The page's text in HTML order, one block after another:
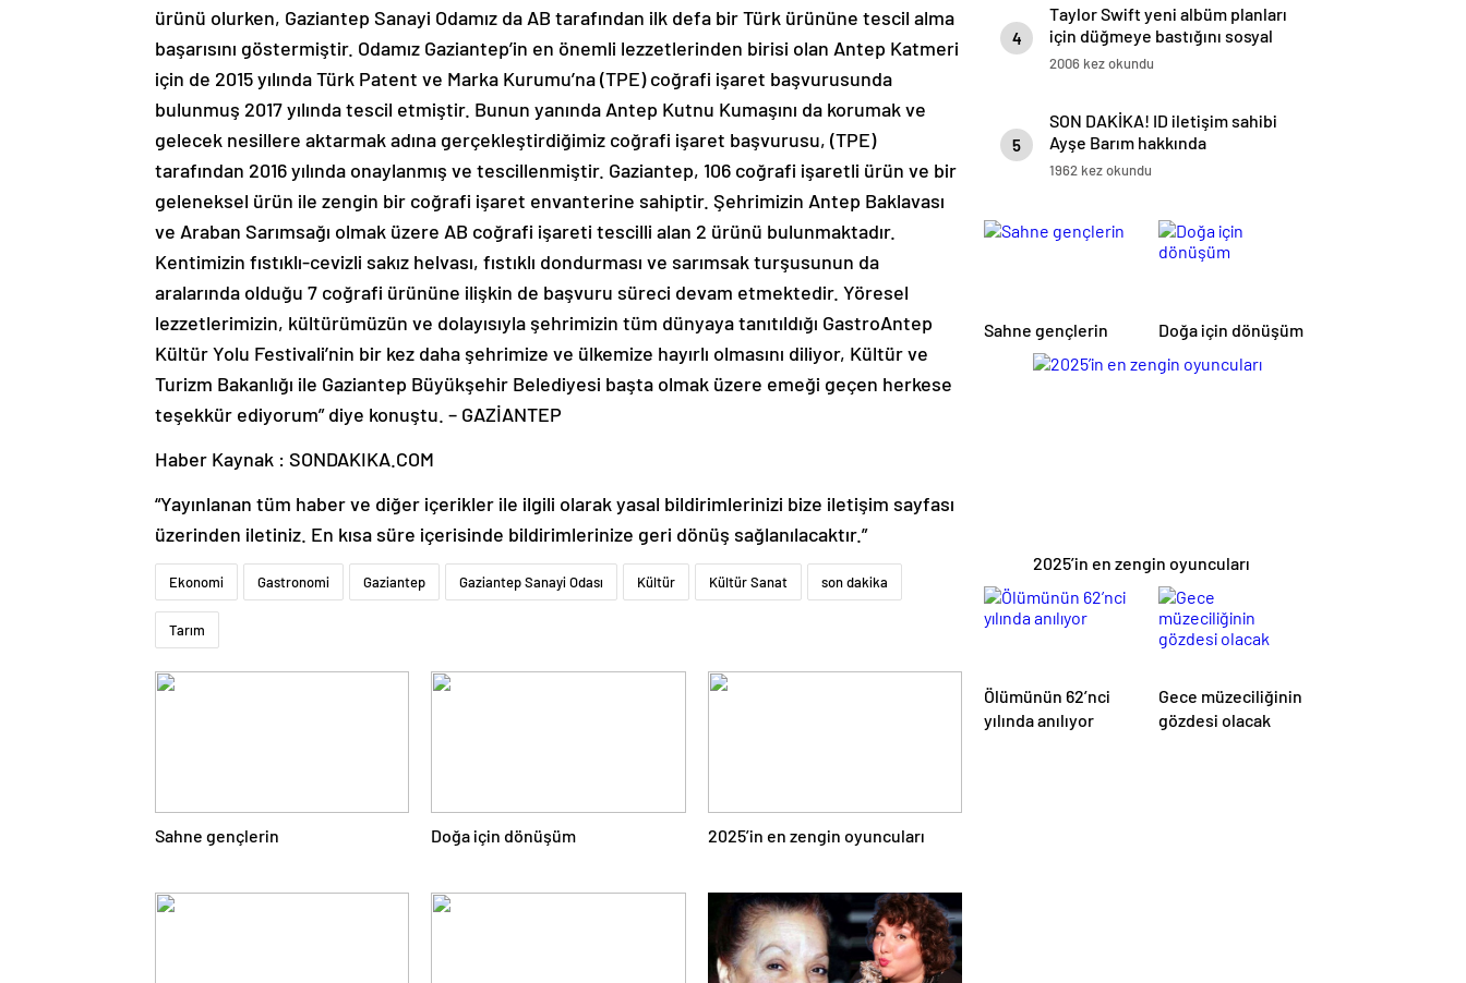
ürünü olurken, Gaziantep Sanayi Odamız da AB tarafından ilk defa bir Türk ürününe tescil alma
başarısını göstermiştir. Odamız Gaziantep’in en önemli lezzetlerinden birisi olan Antep Katmeri
için de 2015 yılında Türk Patent ve Marka Kurumu’na (TPE) coğrafi işaret başvurusunda
bulunmuş 2017 yılında tescil etmiştir. Bunun yanında Antep Kutnu Kumaşını da korumak ve
gelecek nesillere aktarmak adına gerçekleştirdiğimiz coğrafi işaret başvurusu, (TPE)
tarafından 2016 yılında onaylanmış ve tescillenmiştir. Gaziantep, 106 coğrafi işaretli ürün ve bir
geleneksel ürün ile zengin bir coğrafi işaret envanterine sahiptir. Şehrimizin Antep Baklavası
ve Araban Sarımsağı olmak üzere AB coğrafi işareti tescilli alan 2 ürünü bulunmaktadır.
Kentimizin fıstıklı-cevizli sakız helvası, fıstıklı dondurması ve sarımsak turşusunun da
aralarında olduğu 7 coğrafi ürününe ilişkin de başvuru süreci devam etmektedir. Yöresel
lezzetlerimizin, kültürümüzün ve dolayısıyla şehrimizin tüm dünyaya tanıtıldığı GastroAntep
Kültür Yolu Festivali’nin bir kez daha şehrimize ve ülkemize hayırlı olmasını diliyor, Kültür ve
Turizm Bakanlığı ile Gaziantep Büyükşehir Belediyesi başta olmak üzere emeği geçen herkese
teşekkür ediyorum” diye konuştu. – GAZİANTEP
Haber Kaynak : SONDAKIKA.COM
“Yayınlanan tüm haber ve diğer içerikler ile ilgili olarak yasal bildirimlerinizi bize iletişim sayfası
üzerinden iletiniz. En kısa süre içerisinde bildirimlerinize geri dönüş sağlanılacaktır.”
Ekonomi Gastronomi Gaziantep Gaziantep Sanayi Odası Kültür Kültür Sanat son dakika
Tarım
Sahne gençlerin Doğa için dönüşüm 2025’in en zengin oyuncuları
4
Taylor Swift yeni albüm planları
için düğmeye bastığını sosyal
medyadan duyurdu!
2006 kez okundu
5
SON DAKİKA! ID iletişim sahibi
Ayşe Barım hakkında
soruşturma: Serenay Sarıkaya
1962 kez okundu
Sahne gençlerin Doğa için dönüşüm
2025’in en zengin oyuncuları
Ölümünün 62’nci
yılında anılıyor
Gece müzeciliğinin
gözdesi olacak